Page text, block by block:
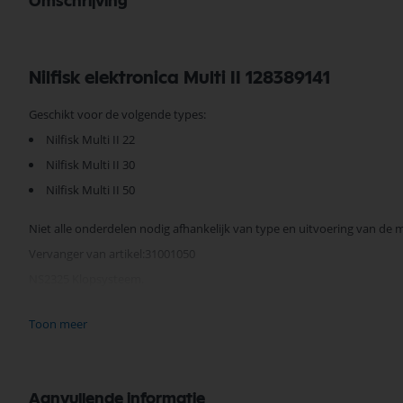
Nilfisk elektronica Multi II 128389141
Geschikt voor de volgende types:
Nilfisk Multi II 22
Nilfisk Multi II 30
Nilfisk Multi II 50
Niet alle onderdelen nodig afhankelijk van type en uitvoering van de
Vervanger van artikel:31001050
Nilfisk Multi II
Toon meer
Aanvullende informatie